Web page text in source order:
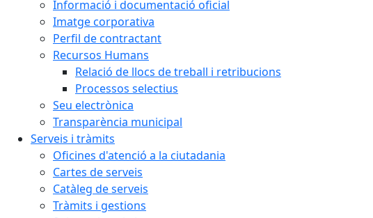
Informació i documentació oficial
Imatge corporativa
Perfil de contractant
Recursos Humans
Relació de llocs de treball i retribucions
Processos selectius
Seu electrònica
Transparència municipal
Serveis i tràmits
Oficines d'atenció a la ciutadania
Cartes de serveis
Catàleg de serveis
Tràmits i gestions